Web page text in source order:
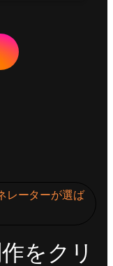
レーターが選ば
をクリ